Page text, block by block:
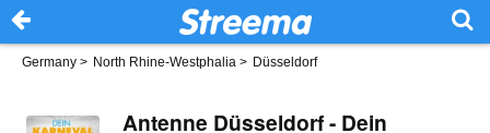
Germany > North Rhine-Westphalia > Düsseldorf
Antenne Düsseldorf - Dein